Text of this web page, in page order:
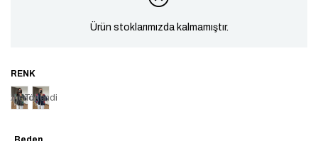
Ürün stoklarımızda kalmamıştır.
TükendiTükendi